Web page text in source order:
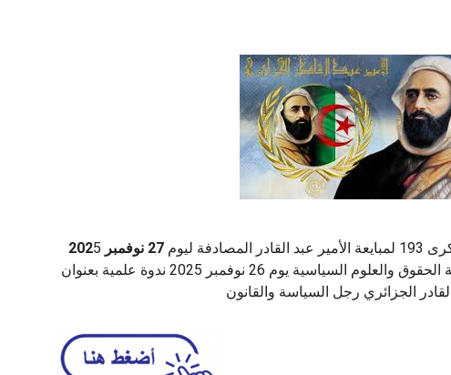
ليوم 27 نوفمبر 2025
” تنظم كلية الحقوق والعلوم السياسية يوم 26 نوفمبر 2025 ندوة علمية بعنوان
الجزائري رجل السياسة والقانون